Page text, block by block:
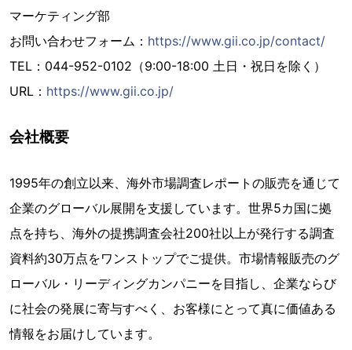
マーケティング部
お問い合わせフォーム： https://www.gii.co.jp/contact/
TEL：044-952-0102（9:00-18:00 土日・祝日を除く）
URL： https://www.gii.co.jp/
会社概要
1995年の創立以来、海外市場調査レポートの販売を通じて
企業のグローバル展開を支援しています。世界5カ国に拠
点を持ち、海外の提携調査会社200社以上が発行する調査
資料約30万点をワンストップでご提供。市場情報販売のグ
ローバル・リーディングカンパニーを目指し、企業ならび
に社会の発展に寄与すべく、お客様にとって真に価値ある
情報をお届けしています。